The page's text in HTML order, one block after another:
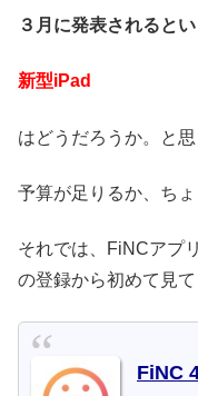
３月に発表されるとい
新型iPad
はどうだろうか。と
予算が足りるか、ち
それでは、FiNCアプ
の登録から初めて見て
FiNC